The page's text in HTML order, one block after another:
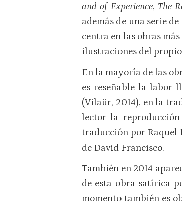
and of Experience, The
además de una serie
centra en las obras
ilustraciones del
En la mayoría de las
es reseñable la labor
(Vilaür, 2014), en la
lector la
traducción por Raquel
de David Francisco.
También en 2014
de esta obra satírica
momento también es